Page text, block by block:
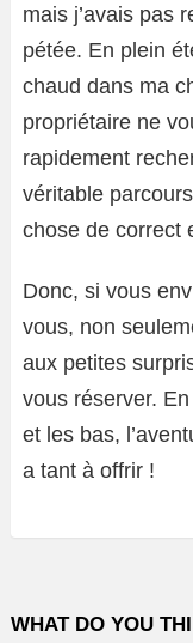
mais j’avais pas
pétée. En plein
chaud dans ma
propriétaire ne
rapidement
véritable
chose de correct
Donc, si vous
vous, non
aux petites
vous réserver.
et les bas,
a tant à offrir !
WHAT DO YOU